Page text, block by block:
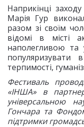
Наприкінці
Марія Гур
разом зі своїм
відомі в місті
наполегливою та
популяризувати
терпимості,
Фестиваль
«ІНША» в
універсальною
Гончара та
підтримки